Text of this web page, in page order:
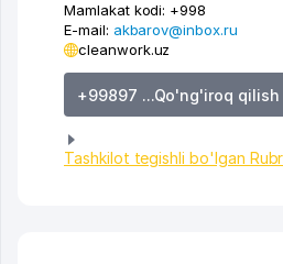
Mamlakat kodi: +998
E-mail: akbarov@inbox.ru
cleanwork.uz
+99897 ...Qo'ng'iroq qilish
Tashkilot tegishli bo'lgan